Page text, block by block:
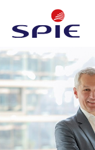
Welche